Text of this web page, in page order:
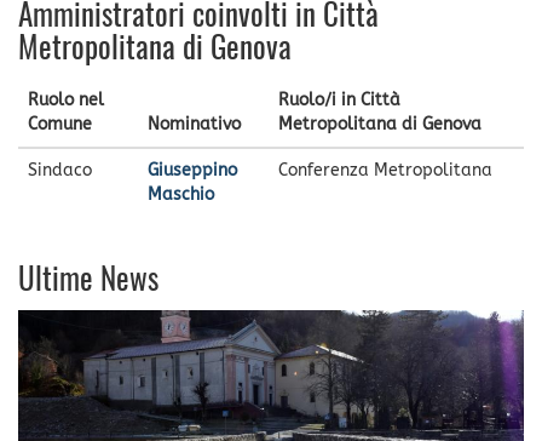
Amministratori coinvolti in Città
Metropolitana di Genova
Ruolo nel
Comune
Nominativo
Ruolo/i in Città
Metropolitana di Genova
Sindaco
Giuseppino
Maschio
Conferenza Metropolitana
Ultime News